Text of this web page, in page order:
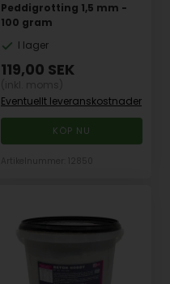
Peddigrotting 1,5 mm -
100 gram
I lager
119,00 SEK
Eventuellt leveranskostnader